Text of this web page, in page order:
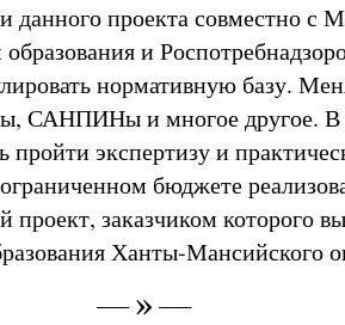
данного проекта совместно с
и
нормативную базу.
САНПИНы и многое другое. В
пройти экспертизу и
бюджете
проект, заказчиком которого
Ханты-Мансийского